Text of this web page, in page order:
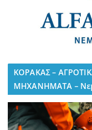
ΚΟΡΑΚΑΣ –
ΜΗΧΑΝΗΜΑΤΑ –